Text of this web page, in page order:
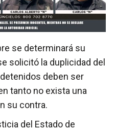
se determinará su
solicitó la duplicidad del
deben ser
tanto no exista una
su contra.
del Estado de